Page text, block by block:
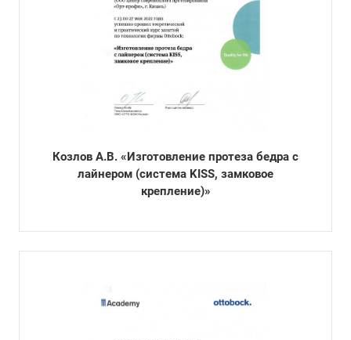
Козлов А.В. «Изготовление протеза бедра с
лайнером (система KISS, замковое
крепление)»